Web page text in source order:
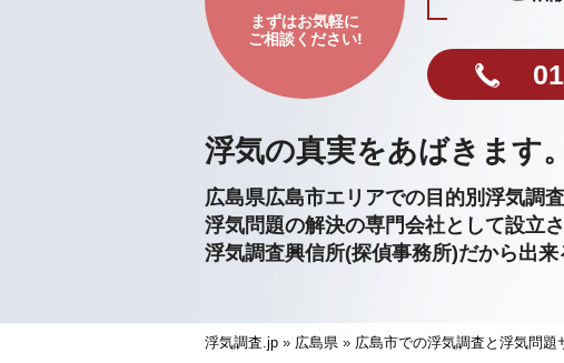
まずはお気軽に
ご相談ください!
浮気の真実をあばきます。
広島県広島市エリアでの目的別浮気調査
浮気問題の解決の専門会社として設立さ
浮気調査興信所(探偵事務所)だから出来
浮気調査.jp » 広島県 » 広島市での浮気調査と浮気問題